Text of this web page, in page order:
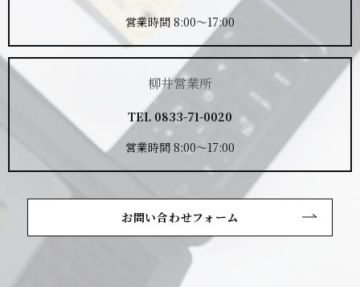
営業時間 8:00～17:00
柳井営業所
TEL 0833-71-0020
営業時間 8:00～17:00
お問い合わせフォーム